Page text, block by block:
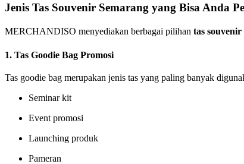
Jenis Tas Souvenir Semarang yang Bisa Anda
MERCHANDISO menyediakan berbagai pilihan tas
1. Tas Goodie Bag Promosi
Tas goodie bag merupakan jenis tas yang paling banyak
Seminar kit
Event promosi
Launching produk
Pameran